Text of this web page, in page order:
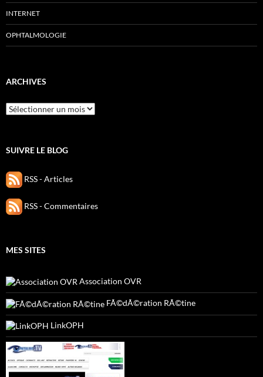
INTERNET
OPHTALMOLOGIE
ARCHIVES
Archives
SUIVRE LE BLOG
RSS - Articles
RSS - Commentaires
MES SITES
Association OVR
FÃ©dÃ©ration RÃ©tine
LinkOPH